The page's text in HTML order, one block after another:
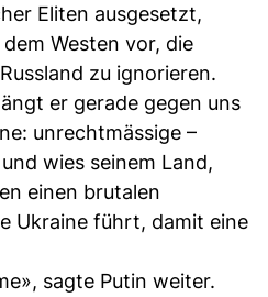
Eliten ausgesetzt,
Westen vor, die
zu ignorieren.
er gerade gegen uns
unrechtmässige –
wies seinem Land,
einen brutalen
Ukraine führt, damit eine
sagte Putin weiter.